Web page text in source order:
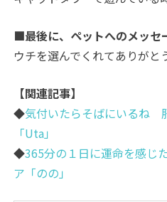
■最後に、ペットへのメッセ
ウチを選んでくれてありがと
【関連記事】
◆気付いたらそばにいるね
「Uta」
◆365分の１日に運命を感
ア「のの」